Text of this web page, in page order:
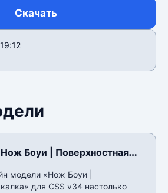
Скачать
Боуи | Поверхностная
v34
модели «Нож Боуи |
для CSS v34 настолько